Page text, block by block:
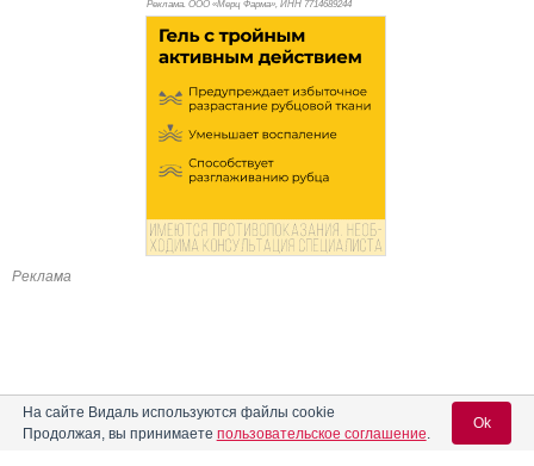
Реклама. ООО «Мерц Фарма», ИНН 7714689244
Реклама
На сайте Видаль используются файлы cookie
Продолжая, вы принимаете пользовательское соглашение.
Ok